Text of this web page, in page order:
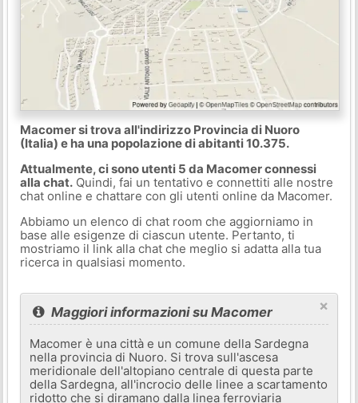
Macomer si trova all'indirizzo Provincia di Nuoro
(Italia) e ha una popolazione di abitanti 10.375.
Attualmente, ci sono utenti 5 da Macomer connessi
alla chat.Quindi, fai un tentativo e connettiti alle nostre
chat online e chattare con gli utenti online da Macomer.
Abbiamo un elenco di chat room che aggiorniamo in
base alle esigenze di ciascun utente. Pertanto, ti
mostriamo il link alla chat che meglio si adatta alla tua
ricerca in qualsiasi momento.
×
Maggiori informazioni su Macomer
Macomer è una città e un comune della Sardegna
nella provincia di Nuoro. Si trova sull'ascesa
meridionale dell'altopiano centrale di questa parte
della Sardegna, all'incrocio delle linee a scartamento
ridotto che si diramano dalla linea ferroviaria